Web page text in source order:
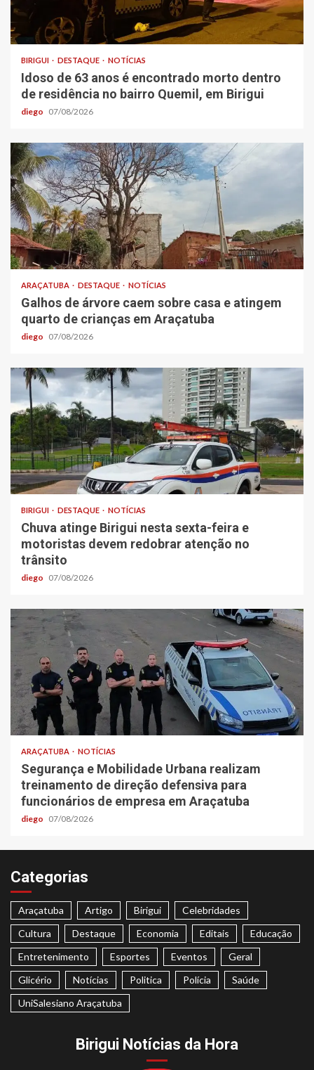
BIRIGUI DESTAQUE NOTÍCIAS
Idoso de 63 anos é encontrado morto dentro
de residência no bairro Quemil, em Birigui
diego 07/08/2026
ARAÇATUBA DESTAQUE NOTÍCIAS
Galhos de árvore caem sobre casa e atingem
quarto de crianças em Araçatuba
diego 07/08/2026
BIRIGUI DESTAQUE NOTÍCIAS
Chuva atinge Birigui nesta sexta-feira e
motoristas devem redobrar atenção no
trânsito
diego 07/08/2026
ARAÇATUBA NOTÍCIAS
Segurança e Mobilidade Urbana realizam
treinamento de direção defensiva para
funcionários de empresa em Araçatuba
diego 07/08/2026
Categorias
Araçatuba Artigo Birigui
Celebridades
Cultura
Destaque Economia Editais
Educação
Entretenimento
Esportes Eventos
Geral
Glicério
Notícias Politica Polícia
Saúde
UniSalesiano Araçatuba
Birigui Notícias da Hora